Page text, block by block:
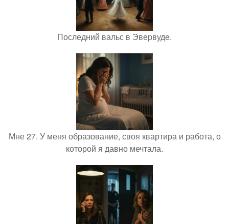
Последний вальс в Эвервуде.
Мне 27. У меня образование, своя квартира и работа, о
которой я давно мечтала.